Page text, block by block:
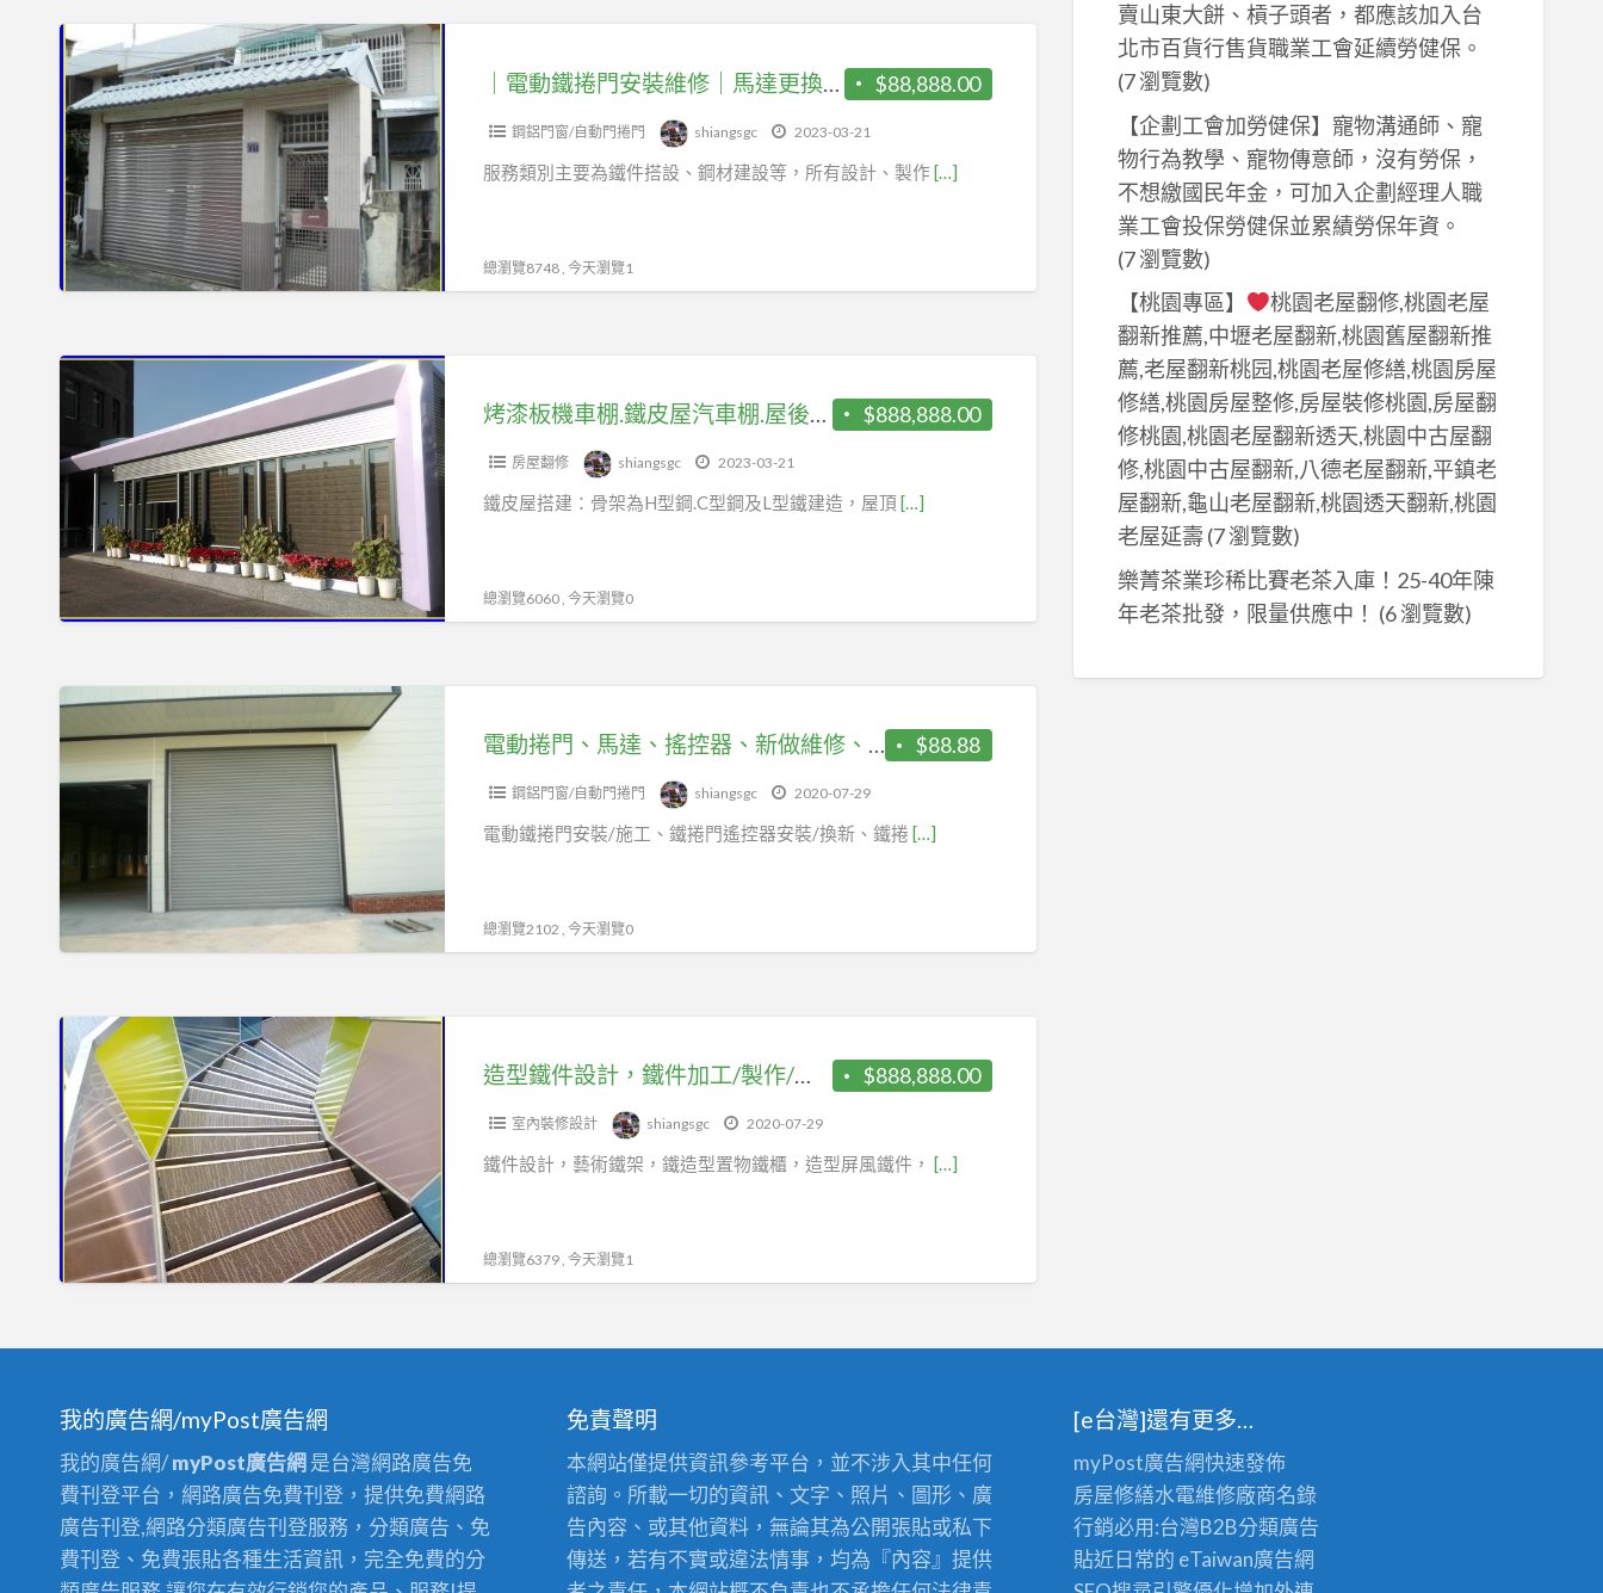
雨
遮/
鐵
皮
屋/
樓
梯
夾
層,
鐵
製
樓
梯,
挑
高
房
加
樓
層,H
鋼
骨
構,
棟
｜
電
動
鐵
門
安
裝
維
｜
馬
達
更
換
｜
遙
控
器
鐵
皮
屋
建
雨
棚
樓
加
蓋
｜
夾
層
增
建
｜
樓
層
鋼
板
$88,888.00
｜電動鐵捲門安裝維修｜馬達更換｜遙控器｜鐵皮屋建設｜遮雨棚｜頂樓加蓋｜夾層增建｜廚房增建｜樓層鋼板｜烤漆浪板｜鋼構樓梯｜不銹鋼白鐵門｜玻璃自動門｜各式鐵件｜
鋼鋁門窗/自動門捲門 shiangsgc 2023-03-21
服務類別主要為鐵件搭設、鋼材建設等，所有設計、製作[…]
總瀏覽8748 , 今天瀏覽1
烤
漆
機
棚.
鐵
皮
屋
車
屋
後
建
棟
廚
遮
雨
棚.
採
光
罩
$888,888.00
烤漆板機車棚.鐵皮屋汽車棚.屋後增建鐵棟廚房.遮雨棚.採光罩
房屋翻修 shiangsgc 2023-03-21
鐵皮屋搭建：骨架為H型鋼.C型鋼及L型鐵建造，屋頂[…]
總瀏覽6060 , 今天瀏覽0
電
動
捲
達、
搖
控
器、
做
維
修、
居
家
雨
棚、
水
塔
C
鋼
$88.88
電動捲門、馬達、搖控器、新做維修、居家雨棚、水塔架、C型鋼
鋼鋁門窗/自動門捲門 shiangsgc 2020-07-29
電動鐵捲門安裝/施工、鐵捲門遙控器安裝/換新、鐵捲 […]
總瀏覽2102 , 今天瀏覽0
型
鐵
件
設
計，
鐵
加
製
安
裝，
造
型
藝
術
$888,888.00
造型鐵件設計，鐵件加工/製作/安裝，造型藝術鐵件，造型格柵，翔生工程/台中優質商家
室內裝修設計 shiangsgc 2020-07-29
鐵件設計，藝術鐵架，鐵造型置物鐵櫃，造型屏風鐵件， […]
總瀏覽6379 , 今天瀏覽1
賣山東大餅、槓子頭者，都應該加入台
北市百貨行售貨職業工會延續勞健保。
(7 瀏覽數)
【企劃工會加勞健保】寵物溝通師、寵
物行為教學、寵物傳意師，沒有勞保，
不想繳國民年金，可加入企劃經理人職
業工會投保勞健保並累績勞保年資。
(7 瀏覽數)
【桃園專區】
桃園老屋翻修,桃園老屋
翻新推薦,中壢老屋翻新,桃園舊屋翻新推
薦,老屋翻新桃园,桃園老屋修繕,桃園房屋
修繕,桃園房屋整修,房屋裝修桃園,房屋翻
修桃園,桃園老屋翻新透天,桃園中古屋翻
修,桃園中古屋翻新,八德老屋翻新,平鎮老
屋翻新,龜山老屋翻新,桃園透天翻新,桃園
老屋延壽(7 瀏覽數)
樂菁茶業珍稀比賽老茶入庫！25-40年陳
年老茶批發，限量供應中！ (6 瀏覽數)
我的廣告網/myPost廣告網
我的廣告網/myPost廣告網 是台灣網路廣告免
費刊登平台，網路廣告免費刊登，提供免費網路
廣告刊登,網路分類廣告刊登服務，分類廣告、免
費刊登、免費張貼各種生活資訊，完全免費的分
免責聲明
本網站僅提供資訊參考平台，並不涉入其中任何
諮詢。所載一切的資訊、文字、照片、圖形、廣
告內容、或其他資料，無論其為公開張貼或私下
傳送，若有不實或違法情事，均為『內容』提供
[e台灣]還有更多…
myPost廣告網快速發佈
房屋修繕水電維修廠商名錄
行銷必用:台灣B2B分類廣告
貼近日常的 eTaiwan廣告網